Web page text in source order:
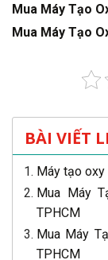
Mua Máy Tạo
Mua Máy Tạo
BÀI VIẾT
Máy tạo
Mua Máy
TPHCM
Mua Máy
TPHCM